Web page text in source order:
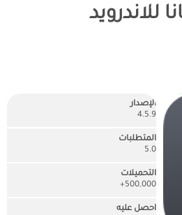
الإصدار
4.5.9
المتطلبات
5.0
التحميلات
500,000+
احصل عليه